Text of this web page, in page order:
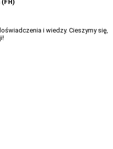
i wiedzy. Cieszymy się,